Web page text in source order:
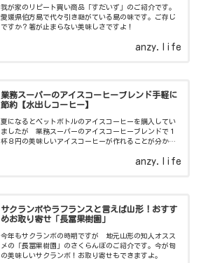
我が家のリピート買い商品「すだいず」のご紹介です。
愛媛県伯方島で代々引き継がている島の味です。ご存じ
ですか？箸が止まらない美味しさですよ！
anzy.life
業務スーパーのアイスコーヒーブレンド手軽に
節約【水出しコーヒー】
夏になるとペットボトルのアイスコーヒーを購入してい
ましたが 業務スーパーのアイスコーヒーブレンドで１
杯８円の美味しいアイスコーヒーが作れることが分かり
anzy.life
サクランボやラフランスと言えば山形！おすす
めお取り寄せ「長冨果樹園」
今年もサクランボの時期ですが 地元山形の知人オスス
メの「長冨果樹園」のさくらんぼのご紹介です。今が旬
の美味しいサクランボ！お取り寄せもできますよ。